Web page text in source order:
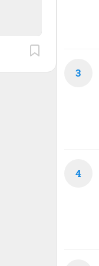
3
4